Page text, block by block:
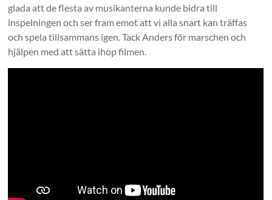
glada att de flesta av musikanterna kunde bidra till
inspelningen och ser fram emot att vi alla snart kan träffas
och spela tillsammans igen. Tack Anders för marschen och
hjälpen med att sätta ihop filmen.